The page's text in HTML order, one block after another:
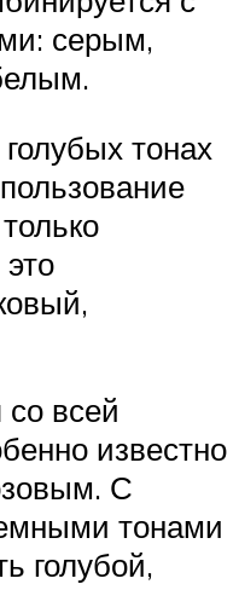
серым,
тонах
со всей
известно
С
тонами
голубой,